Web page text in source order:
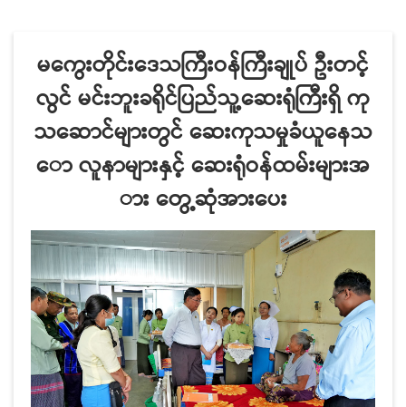
မကွေးတိုင်းဒေသကြီးဝန်ကြီးချုပ် ဦးတင့်
လွင် မင်းဘူးခရိုင်ပြည်သူ့ဆေးရုံကြီးရှိ ကု
သဆောင်များတွင် ဆေးကုသမှုခံယူနေသ
ော လူနာများနှင့် ဆေးရုံဝန်ထမ်းများအ
ား တွေ့ဆုံအားပေး